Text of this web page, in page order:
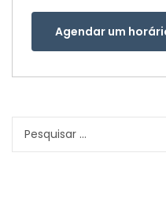
Agendar um
Pesquisar